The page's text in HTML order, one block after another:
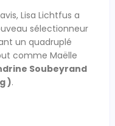
Lisa Lichtfus a
sélectionneur
un quadruplé
comme Maëlle
Soubeyrand
).